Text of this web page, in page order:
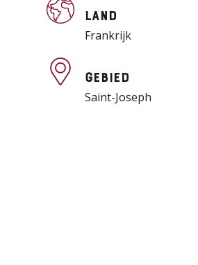
Land
Frankrijk
Gebied
Saint-Joseph